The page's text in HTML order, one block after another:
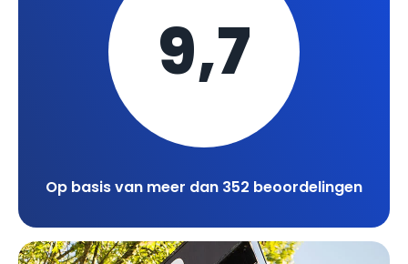
9,7
Op basis van meer dan 352 beoordelingen